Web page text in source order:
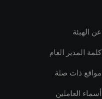
عن الهيئة
كلمة المدير العام
مواقع ذات صلة
أسماء العاملين